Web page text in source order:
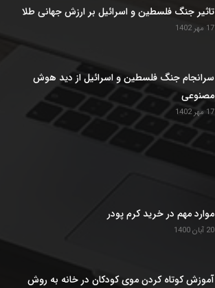
تاثیر جنگ فلسطین و اسرائیل بر ارزش جهانی طلا
17 مهر 1402
سرانجام جنگ فلسطین و اسرائیل از دید هوش
مصنوعی
17 مهر 1402
موارد مهم در خرید کرم پودر
20 آبان 1400
آموزش کوتاه کردن موی کودکان در خانه به روش